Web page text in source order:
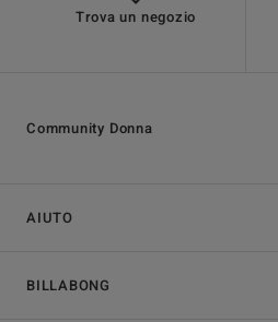
Trova un negozio
AIUTO
BILLABONG
Community Donna